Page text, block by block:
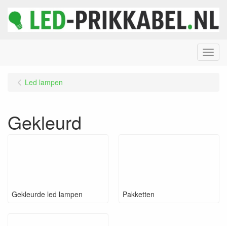
Menu
Led lampen
Gekleurd
Gekleurde led lampen Pakketten